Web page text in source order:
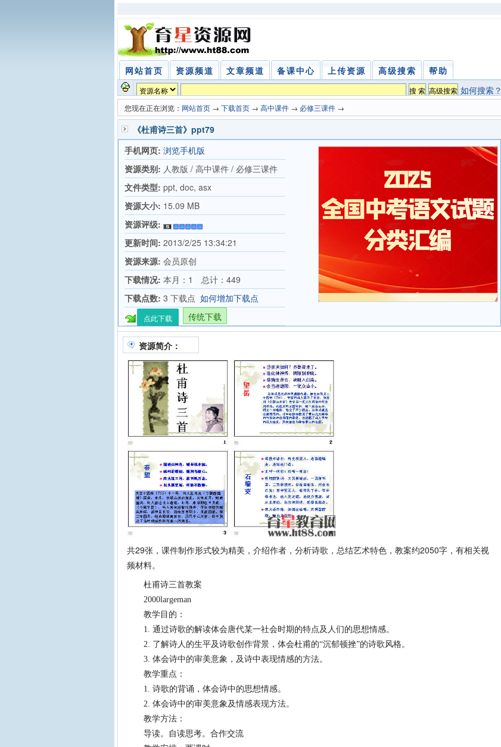
网站首页 资源频道 文章频道 备课中心 上传资源 高级搜索
帮助
如何搜索？
您现在正在浏览： 网站首页 → 下载首页 → 高中课件 → 必修三课件 →
《杜甫诗三首》ppt79
手机网页: 浏览手机版
资源类别: 人教版 / 高中课件 / 必修三课件
文件类型: ppt, doc, asx
资源大小: 15.09 MB
资源评级:
更新时间: 2013/2/25 13:34:21
资源来源: 会员原创
下载情况: 本月：1 总计：449
下载点数: 3 下载点 如何增加下载点
点此下载 传统下载
资源简介：
共29张，课件制作形式较为精美，介绍作者，分析诗歌，总结艺术特色，教案约2050字，有相关视
频材料。
杜甫诗三首教案
2000largeman
教学目的：
1. 通过诗歌的解读体会唐代某一社会时期的特点及人们的思想情感。
2. 了解诗人的生平及诗歌创作背景，体会杜甫的“沉郁顿挫”的诗歌风格。
3. 体会诗中的审美意象，及诗中表现情感的方法。
教学重点：
1. 诗歌的背诵，体会诗中的思想情感。
2. 体会诗中的审美意象及情感表现方法。
教学方法：
导读。自读思考。合作交流